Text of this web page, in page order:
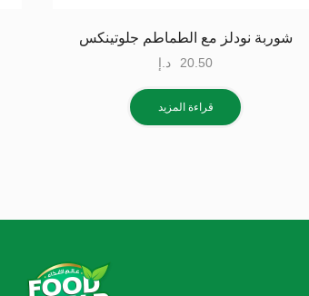
شوربة نودلز مع الطماطم جلوتينكس
20.50 د.إ
قراءة المزيد